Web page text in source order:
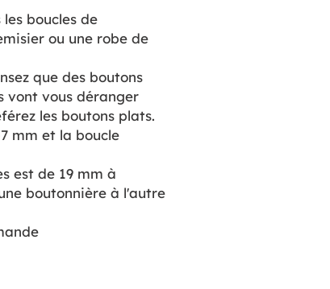
boucles de
ou une robe de
que des boutons
vont vous déranger
les boutons plats.
mm et la boucle
est de 19 mm à
boutonnière à l'autre